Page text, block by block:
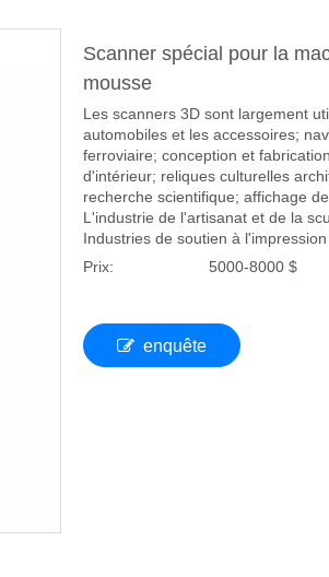
Scanner spécial pour la
mousse
Les scanners 3D sont largement
automobiles et les accessoires;
ferroviaire; conception et
d'intérieur; reliques culturelles
recherche scientifique; affichage
L'industrie de l'artisanat et de la
Industries de soutien à l'impression
Prix:
5000-8000 $
enquête